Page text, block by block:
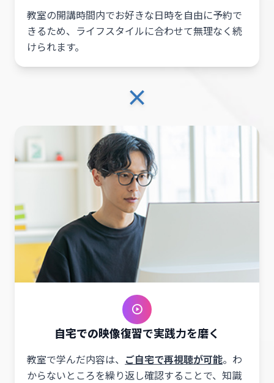
教室の開講時間内でお好きな日時を自由に予約で
きるため、ライフスタイルに合わせて無理なく続
けられます。
×
自宅での映像復習で実践力を磨く
教室で学んだ内容は、 ご自宅で再視聴が可能。わ
からないところを繰り返し確認することで、知識